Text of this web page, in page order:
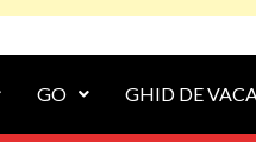
GO GHID DE